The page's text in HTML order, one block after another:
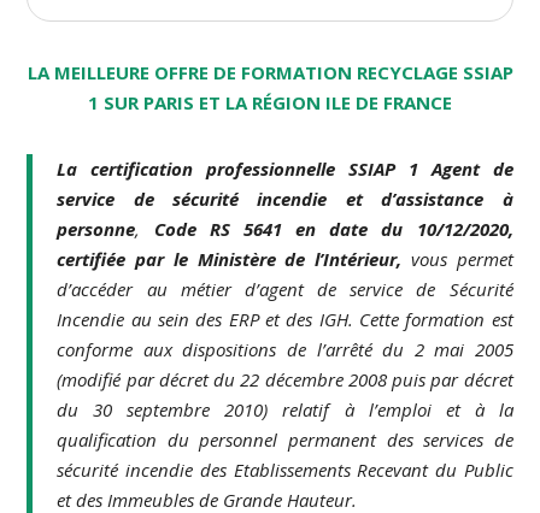
LA MEILLEURE OFFRE DE FORMATION RECYCLAGE SSIAP
1 SUR PARIS ET LA RÉGION ILE DE FRANCE
La certification professionnelle SSIAP 1 Agent de
service de sécurité incendie et d’assistance à
personne, Code RS 5641 en date du 10/12/2020,
certifiée par le Ministère de l’Intérieur, vous permet
d’accéder au métier d’agent de service de Sécurité
Incendie au sein des ERP et des IGH. Cette formation est
conforme aux dispositions de l’arrêté du 2 mai 2005
(modifié par décret du 22 décembre 2008 puis par décret
du 30 septembre 2010) relatif à l’emploi et à la
qualification du personnel permanent des services de
sécurité incendie des Etablissements Recevant du Public
et des Immeubles de Grande Hauteur.